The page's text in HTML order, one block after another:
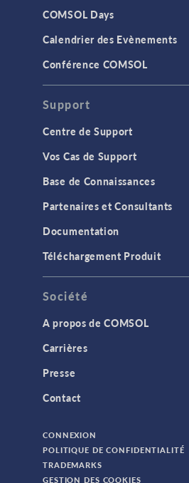
COMSOL Days
Calendrier des Evènements
Conférence COMSOL
Support
Centre de Support
Vos Cas de Support
Base de Connaissances
Partenaires et Consultants
Documentation
Téléchargement Produit
Société
A propos de COMSOL
Carrières
Presse
Contact
CONNEXION
POLITIQUE DE CONFIDENTIALITÉ
TRADEMARKS
GESTION DES COOKIES